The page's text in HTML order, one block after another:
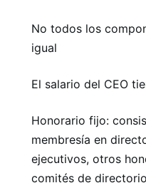
No todos los
igual
El salario del CEO
Honorario fijo:
membresía en
ejecutivos, otros
comités de